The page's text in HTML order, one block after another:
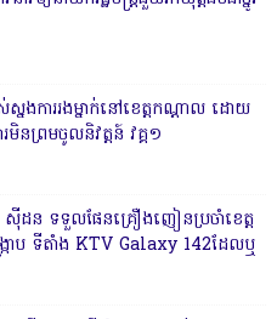
ស្នងការរងម្នាក់នៅខេត្តកណ្ដាល ដោយ
រមិនព្រមចូលនិវត្តន៍ វគ្គ១
ដន ទទួលផែនគ្រឿងញៀនប្រចាំខេត្ត
ាប ទីតាំង KTV Galaxy 142ដែលឬ